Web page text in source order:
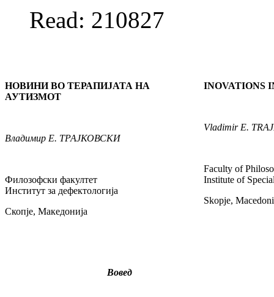
Read: 210827
НОВИНИ ВО ТЕРАПИЈАТА НА
АУТИЗМОТ
Владимир Е. ТРАЈКОВСКИ
Филозофски факултет
Институт за дефектологија
Скопје, Македонија
INOVATIONS
Vladimir E.
Faculty of
Institute of
Skopje,
Вовед